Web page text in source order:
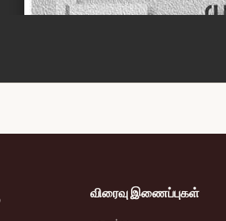
விரைவு இணைப்புகள்